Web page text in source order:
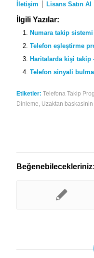
İletişim Lisans Satın Al
İlgili Yazılar:
Numara takip sistemi
Telefon eşleştirme
Haritalarda kişi takip
Telefon sinyali
Etiketler: Telefona Takip
Dinleme
Uzaktan
Beğenebilecekleriniz: